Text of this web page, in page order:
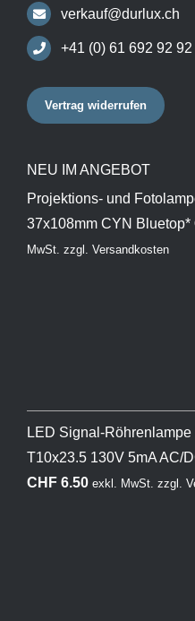
verkauf@durlux.ch
+41 (0) 61 692 92 92
Vertrag widerrufen
NEU IM ANGEBOT
Projektions- und
37x108mm CYN Bluetop*
MwSt. zzgl. Versandkosten
LED Signal-Röhrenlampe
T10x23.5 130V 5mA AC/
CHF6.50 exkl. MwSt. zzgl.